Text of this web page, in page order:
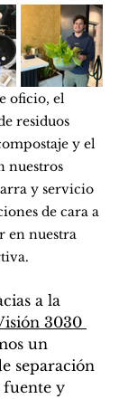
oficio, el
residuos
y el
nuestros
y servicio
de cara a
en nuestra
a la
3030
un
separación
fuente y